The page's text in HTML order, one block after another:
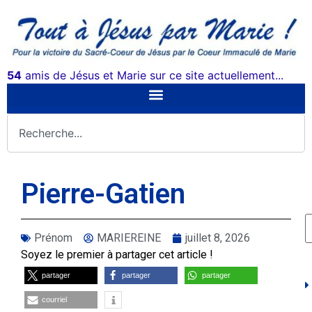
54 amis de Jésus et Marie sur ce site actuellement...
Pierre-Gatien
Prénom MARIEREINE
juillet 8, 2026
Soyez le premier à partager cet article !
partager partager partager
courriel